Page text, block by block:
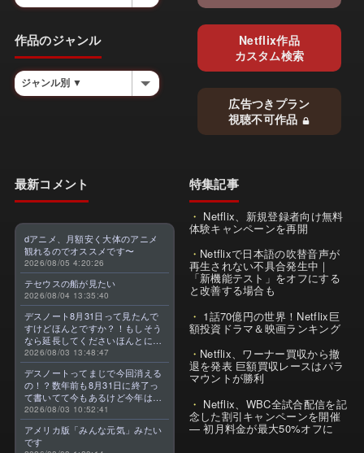
作品のジャンル
Netflix作品
カスタム検索
広告つきプラン
視聴不可作品
最新コメント
dアニメ、月額安く大体のアニメ
観れるのでオススメです〜
2026/08/05 4:20:26
テセウスの船が見たい
2026/08/04 13:35:40
デスノート8月31日って見たんで
すけどほんとですか？！もしそう
なら延長してくださいほんとに大
好きなんです😭
2026/08/03 13:48:47
デスノートってまじで今回消える
の！？数年前も8月31日に終了っ
て書いてて今もあるけど今年はま
じのやつ！？よくわからん！！で
きればなくならないでほしい！平
成アニメを振り返らせてくれっ
っ！！！！！！！
2026/08/03 10:52:41
アメリカ版「みんな元気」みたい
です
特集記事
Netflix、新規登録者向け無料
体験キャンペーンを再開
Netflixで日本語の吹替音声が
再生されない不具合発生中｜
「新機能テスト」をオフにする
と改善する場合も
1話70億円の世界！Netflix巨
額投資ドラマ＆映画ランキング
Netflix、ワーナー買収から撤
退を発表 巨額買収レースはパラ
マウントが勝利
Netflix、WBC全試合配信を記
念した割引キャンペーンを開催
— 初月料金が最大50%オフに